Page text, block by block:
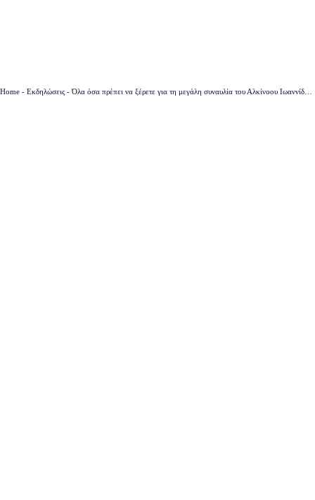
Home - Εκδηλώσεις -Όλα όσα πρέπει να ξέρετε για τη μεγάλη συναυλία του Αλκίνοου Ιωαννίδη στην Ποντοκώμη την Πέμπτη 24 Ιουλίου